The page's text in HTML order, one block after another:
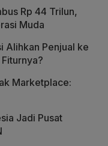
Rp 44 Trilun,
Muda
Alihkan Penjual ke
Marketplace:
Jadi Pusat